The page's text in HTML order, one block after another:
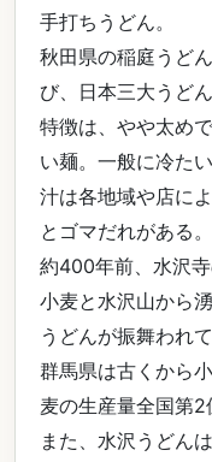
手打ちうどん。
秋田県の稲庭うど
び、日本三大うど
特徴は、やや太め
い麺。一般に冷た
汁は各地域や店に
とゴマだれがある。
約400年前、水沢
小麦と水沢山から
うどんが振舞われ
群馬県は古くから
麦の生産量全国第2
また、水沢うどん